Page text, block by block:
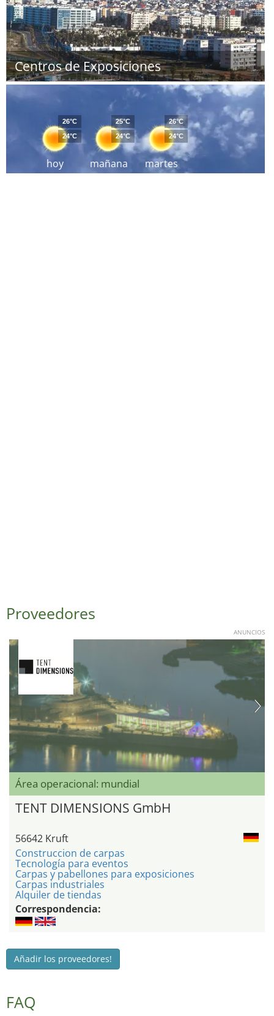
Centros de Exposiciones
hoy
26°C
24°C
mañana
25°C
24°C
martes
26°C
24°C
Proveedores
ANUNCIOS
Área operacional: mundial
TENT DIMENSIONS GmbH
56642 Kruft
Construccion de carpas
Tecnología para eventos
Carpas y pabellones para exposiciones
Carpas industriales
Alquiler de tiendas
Correspondencia:
Añadir los proveedores!
FAQ